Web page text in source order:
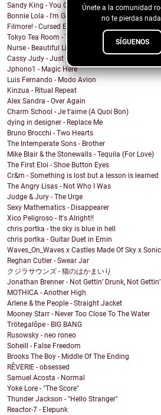
Únete a la comunidad
no te pierdas
SÍGUENOS
Sandy King - You Got Me Mixed Up With That
Bonnie Lola - I'm Going Home
Filmore! - Cursed Energy
Tokyo Tea Room - Tell Me How
Nurse - Beautiful Lie
Cassy Judy - Just For Being Who We Are
Jphono1 - Magic Here
Luis Fernando - Modo Avion
Kinzua - Ritual Repeat
Alex Sandra - Over Again
Charm School - Je t'aime (A Quoi Bon)
dying in designer - Replace Me
Bruno Brocchi - Two Hearts
The Intemperate Sons - Brother
Mike Blair & the Stonewalls - Tequila (For Love)
The First Eloi - Shoe Button Eyes
Cr&m - Something is lost but a lesson is learned
The Angry Lisas - Not Who I Was
Judge & Jury - The Urge
Sexy Mathematics - Disappearer
Xico Peligroso - It's Alright!!
chris portka - the sky is blue in hell
chris portka - Guitar Duet in Emin
Waves_On_Waves x Castles Made Of Sky x
Reghan Cutler - Swear Jar
クジラサウンズ - 猫のはかまいり
Jonathan Brenner - Not Gettin’ Drunk, Not Gettin’
MOTHICA - Another High
Arlene & the People - Straight Jacket
Mooney Starr - Never Too Close To The Water
Trötegalôpe - BIG BANG
Rusowsky - neo roneo
Soheill - False Freedom
Brooks The Boy - Middle Of The Ending
RÊVERIE - obsessed
Samuel Acosta - Normal
Yoke Lore - "The Score"
Thunder Jackson - "Hello Stranger"
Reactor-7 - Elepunk